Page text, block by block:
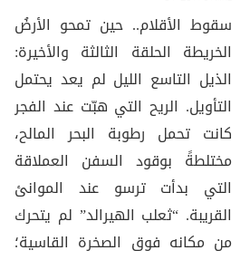
سقوط الأقلام.. حين تمحو الأرضُ
الخريطة الحلقة الثالثة والأخيرة:
الذيل التاسع الليل لم يعد يحتمل
التأويل. الريح التي هبّت عند الفجر
كانت تحمل رطوبة البحر المالح،
مختلطةً بوقود السفن العملاقة
التي بدأت ترسو عند الموانئ
القريبة. “ثعلب الهيرالد” لم يتحرك
من مكانه فوق الصخرة القاسية؛